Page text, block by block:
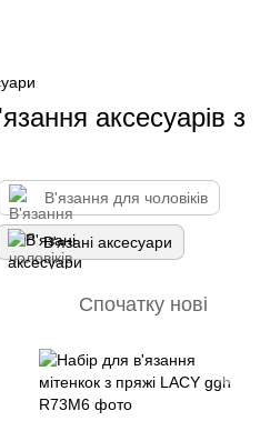
аксесуарів з
В'язання для чоловіків
В'язані аксесуари
Спочатку нові